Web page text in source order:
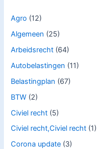
Agro (12)
Algemeen (25)
Arbeidsrecht (64)
Autobelastingen (11)
Belastingplan (67)
BTW (2)
Civiel recht (5)
Civiel recht,Civiel recht (1)
Corona update (3)